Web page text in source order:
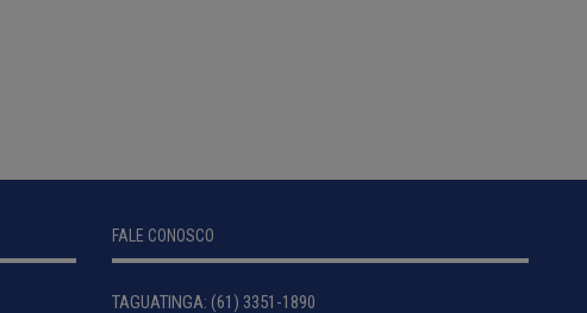
FALE CONOSCO
TAGUATINGA: (61) 3351-1890